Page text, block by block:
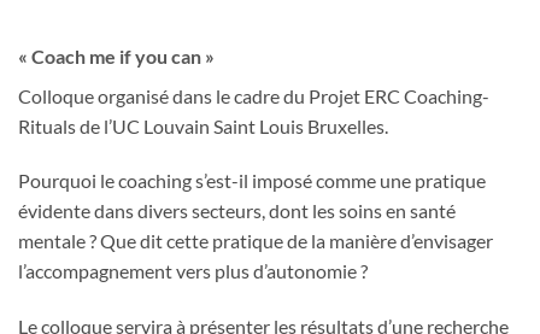
« Coach me if you can »
Colloque organisé dans le cadre du Projet ERC Coaching-
Rituals de l’UC Louvain Saint Louis Bruxelles.
Pourquoi le coaching s’est-il imposé comme une pratique
évidente dans divers secteurs, dont les soins en santé
mentale ? Que dit cette pratique de la manière d’envisager
l’accompagnement vers plus d’autonomie ?
Le colloque servira à présenter les résultats d’une recherche